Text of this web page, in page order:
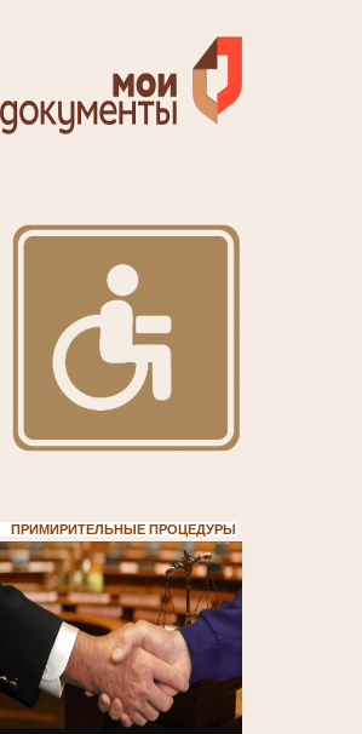
ПРИМИРИТЕЛЬНЫЕ ПРОЦЕДУРЫ